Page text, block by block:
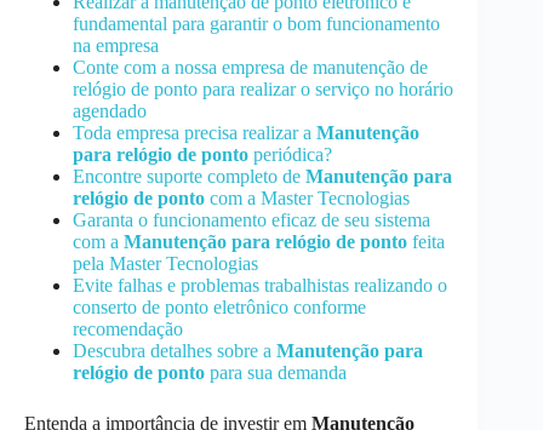
fundamental para garantir o bom funcionamento
na empresa
Conte com a nossa empresa de manutenção de
relógio de ponto para realizar o serviço no horário
agendado
Toda empresa precisa realizar a Manutenção
para relógio de ponto periódica?
Encontre suporte completo de Manutenção para
relógio de ponto com a Master Tecnologias
Garanta o funcionamento eficaz de seu sistema
com a Manutenção para relógio de ponto feita
pela Master Tecnologias
Evite falhas e problemas trabalhistas realizando o
conserto de ponto eletrônico conforme
recomendação
Descubra detalhes sobre a Manutenção para
relógio de ponto para sua demanda
Entenda a importância de investir em Manutenção